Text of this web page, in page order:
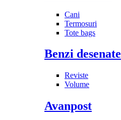
Cani
Termosuri
Tote bags
Benzi desenate
Reviste
Volume
Avanpost